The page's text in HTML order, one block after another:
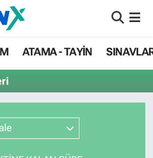
ATAMA - TAYİN
Haritası